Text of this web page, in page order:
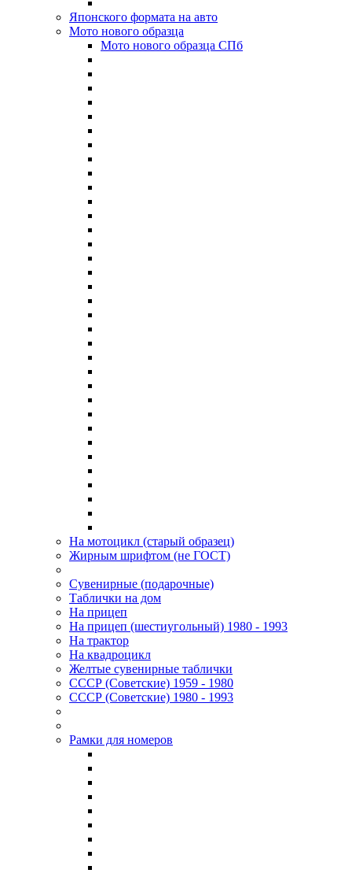
Японского формата на авто
Мото нового образца
Мото нового образца СПб
На мотоцикл (старый образец)
Жирным шрифтом (не ГОСТ)
Сувенирные (подарочные)
Таблички на дом
На прицеп
На прицеп (шестиугольный) 1980 - 1993
На трактор
На квадроцикл
Желтые сувенирные таблички
СССР (Советские) 1959 - 1980
СССР (Советские) 1980 - 1993
Рамки для номеров